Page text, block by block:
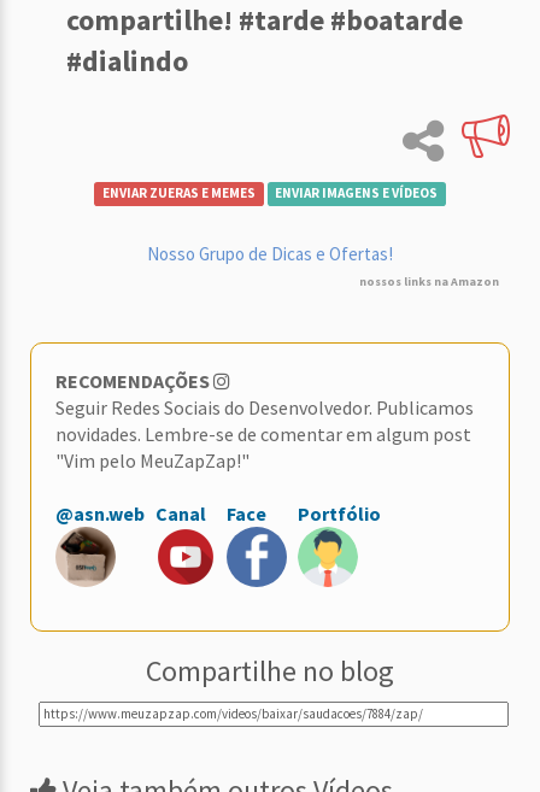
compartilhe! #tarde #boatarde
#dialindo
ENVIAR ZUERAS E MEMES ENVIAR IMAGENS E VÍDEOS
Nosso Grupo de Dicas e Ofertas!
nossos links na Amazon
RECOMENDAÇÕES
Seguir Redes Sociais do Desenvolvedor. Publicamos
novidades. Lembre-se de comentar em algum post
"Vim pelo MeuZapZap!"
@asn.web Canal Face Portfólio
Compartilhe no blog